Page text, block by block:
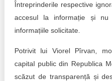
Întreprinderile respective
accesul la informație și nu
informațiile solicitate.
Potrivit lui Viorel Pîrvan,
capital public din Republica
scăzut de transparență și